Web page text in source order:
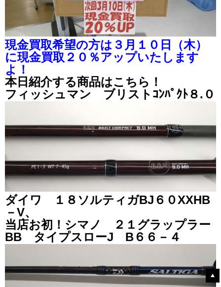
現金買取希望の方は３月１０日（木）
に現金買取２０％アップいたします
よ！
本日紹介する商品はこちら！
フィッシュマン ブリストｺﾝﾊﾟｸﾄ８.０
ダイワ １８ソルティガBJ６０XXHB
－V、
当店お初！シマノ ２１グラップラー
BB タイプスローJ B６６－４